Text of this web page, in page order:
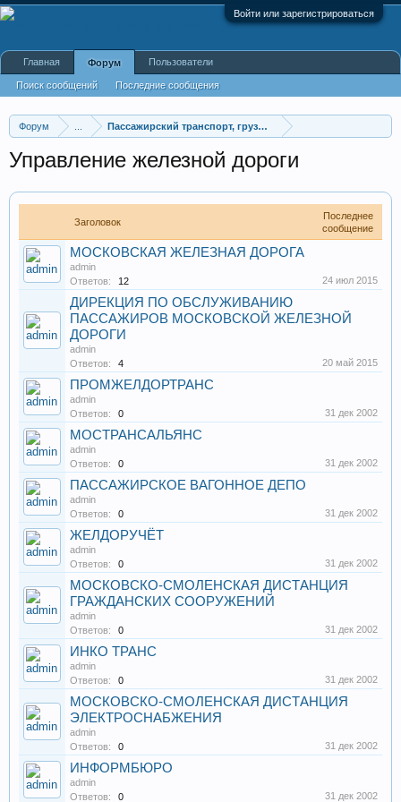
Войти или зарегистрироваться
Форум Пассажирский транспорт, грузоперевозки
Управление железной дороги
Заголовок
Последнее
сообщение
МОСКОВСКАЯ ЖЕЛЕЗНАЯ ДОРОГА
admin
Ответов:
12 24 июл 2015
ДИРЕКЦИЯ ПО ОБСЛУЖИВАНИЮ
ПАССАЖИРОВ МОСКОВСКОЙ ЖЕЛЕЗНОЙ
ДОРОГИ
admin
Ответов:
4 20 май 2015
ПРОМЖЕЛДОРТРАНС
admin
Ответов:
0 31 дек 2002
МОСТРАНСАЛЬЯНС
admin
Ответов:
0 31 дек 2002
ПАССАЖИРСКОЕ ВАГОННОЕ ДЕПО
admin
Ответов:
0 31 дек 2002
ЖЕЛДОРУЧЁТ
admin
Ответов:
0 31 дек 2002
МОСКОВСКО-СМОЛЕНСКАЯ ДИСТАНЦИЯ
ГРАЖДАНСКИХ СООРУЖЕНИЙ
admin
Ответов:
0 31 дек 2002
ИНКО ТРАНС
admin
Ответов:
0 31 дек 2002
МОСКОВСКО-СМОЛЕНСКАЯ ДИСТАНЦИЯ
ЭЛЕКТРОСНАБЖЕНИЯ
admin
Ответов:
0 31 дек 2002
ИНФОРМБЮРО
admin
Ответов:
0 31 дек 2002
Главная Форум
Поиск сообщений Последние сообщения
Пользователи